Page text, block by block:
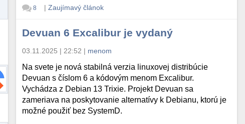
8 | Zaujímavý článok
Devuan 6 Excalibur je vydaný
03.11.2025 | 22:52 | menom
Na svete je nová stabilná verzia linuxovej distribúcie
Devuan s číslom 6 a kódovým menom Excalibur.
Vychádza z Debian 13 Trixie. Projekt Devuan sa
zameriava na poskytovanie alternatívy k Debianu, ktorú je
možné použiť bez SystemD.